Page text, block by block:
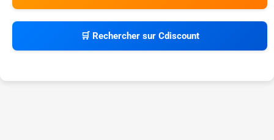
🛒 Rechercher sur Cdiscount